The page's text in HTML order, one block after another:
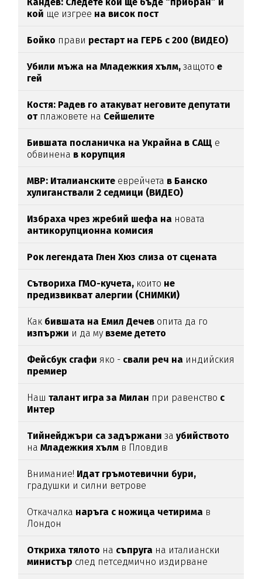
кой ще изгрее на висок пост
Бойко прави рестарт на ГЕРБ с 200 (ВИДЕО)
Убили мъжа на Младежкия хълм,защото е
гей
Костя: Радев го атакуват неговите депутати
отплажовете на Сейшелите
Бившата посланичка на Украйна в САЩ е
обвинена в корупция
МВР: Италианските еврейчета в Банско
хулиганствали 2 седмици (ВИДЕО)
Избраха чрез жребий шефа на новата
антикорупционна комисия
Рок легендата Глен Хюз слиза от сцената
Сътвориха ГМО-кучета, които не
предизвикват алергии (СНИМКИ)
Как бившата на Емил Дечев опита да го
изпържи и да му вземе детето
Фейсбук сгафи яко - свали реч на индийския
премиер
Нашталант игра за Милан при равенство с
Интер
Тийнейджъри са задържани за убийството
наМладежкия хълм в Пловдив
Внимание! Идат гръмотевични бури,
градушки и силни ветрове
Откачалка наръга с ножица четирима в
Лондон
Откриха тялото на съпруга на италиански
министър след петседмично издирване